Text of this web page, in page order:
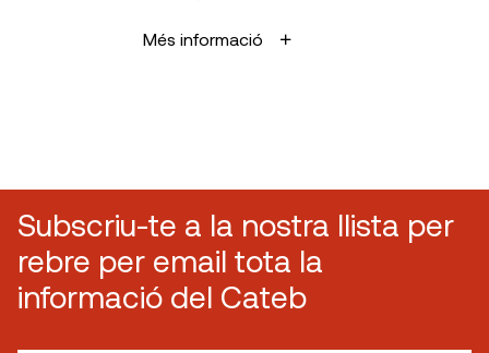
Més informació
Subscriu-te a la nostra llista per
rebre per email tota la
informació del Cateb